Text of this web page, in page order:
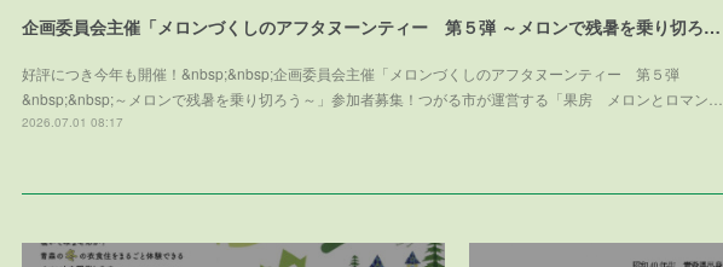
企画委員会主催「メロンづくしのアフタヌーンティー 第５弾 ～メロンで残暑を乗り切ろう～」参加者募集！
好評につき今年も開催！&nbsp;&nbsp;企画委員会主催「メロンづくしのアフタヌーンティー 第５弾
&nbsp;&nbsp;～メロンで残暑を乗り切ろう～」参加者募集！つがる市が運営する「果房 メロンとロマン…
2026.07.01 08:17